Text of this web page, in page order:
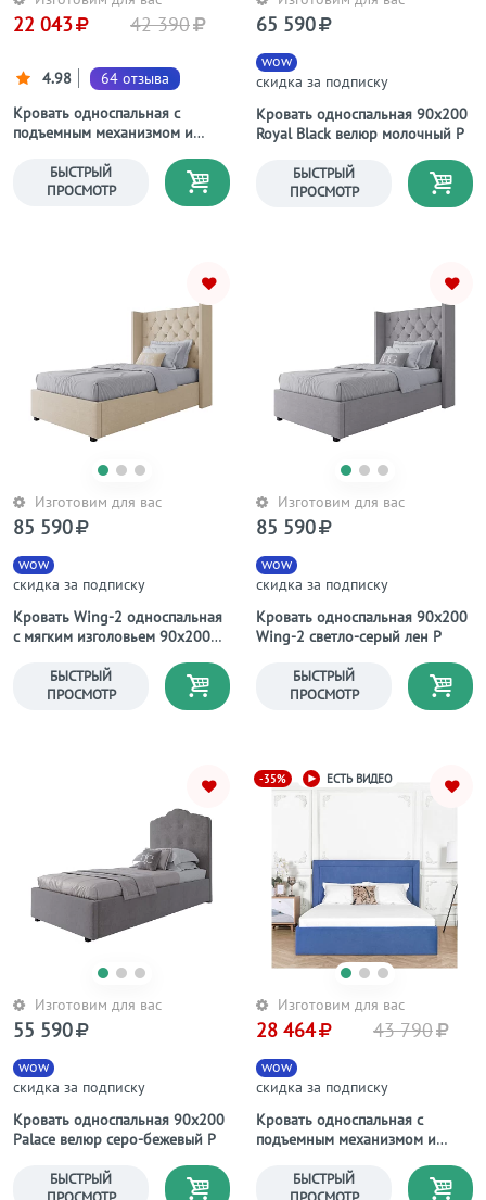
Кровать односпальная с
подъемным механизмом и
мокко Одри
4.98 64 отзыва
22 043 42 390
БЫСТРЫЙ
ПРОСМОТР
Кровать односпальная 90х200
Royal Black велюр молочный Р
wow
скидка за подписку
65 590
БЫСТРЫЙ
ПРОСМОТР
Изготовим для вас
Кровать Wing-2 односпальная
с мягким изголовьем 90х200
wow
скидка за подписку
85 590
БЫСТРЫЙ
ПРОСМОТР
Изготовим для вас
Кровать односпальная 90х200
Wing-2 светло-серый лен Р
wow
скидка за подписку
85 590
БЫСТРЫЙ
ПРОСМОТР
Изготовим для вас
Кровать односпальная 90х200
Palace велюр серо-бежевый Р
wow
скидка за подписку
55 590
БЫСТРЫЙ
-35% ЕСТЬ ВИДЕО
Изготовим для вас
Кровать односпальная с
подъемным механизмом и
синяя "Мелисса"
wow
скидка за подписку
28 464 43 790
БЫСТРЫЙ